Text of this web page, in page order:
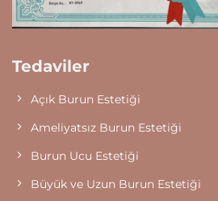
Tedaviler
Açık Burun Estetiği
Ameliyatsız Burun Estetiği
Burun Ucu Estetiği
Büyük ve Uzun Burun Estetiği